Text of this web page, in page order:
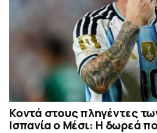
Κοντά στους πληγέντες
Ισπανία ο Μέσι: Η δωρεά